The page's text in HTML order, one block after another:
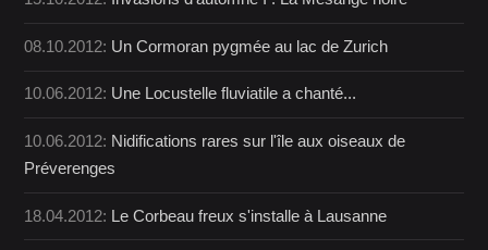
08.10.2012: Un Cormoran pygmée au lac de Zurich
10.06.2012: Une Locustelle fluviatile a chanté...
10.06.2012: Nidifications rares sur l'île aux oiseaux de
Préverenges
18.04.2012: Le Corbeau freux s'installe à Lausanne